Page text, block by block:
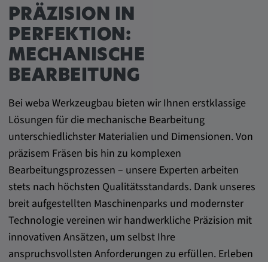
PRÄZISION IN
PERFEKTION:
MECHANISCHE
BEARBEITUNG
Bei weba Werkzeugbau bieten wir Ihnen erstklassige
Lösungen für die mechanische Bearbeitung
unterschiedlichster Materialien und Dimensionen. Von
präzisem Fräsen bis hin zu komplexen
Bearbeitungsprozessen – unsere Experten arbeiten
stets nach höchsten Qualitätsstandards. Dank unseres
breit aufgestellten Maschinenparks und modernster
Technologie vereinen wir handwerkliche Präzision mit
innovativen Ansätzen, um selbst Ihre
anspruchsvollsten Anforderungen zu erfüllen. Erleben
Google Maps
Name:
DV, SOCS, NID, AEC, CONSENT, OGPC
google.com
Zweck:
Mit diesen Cookie werden die Präferenzen
und sonstige Informationen des Nutzers
Cookie Laufzeit:
3 Tage
Youtube